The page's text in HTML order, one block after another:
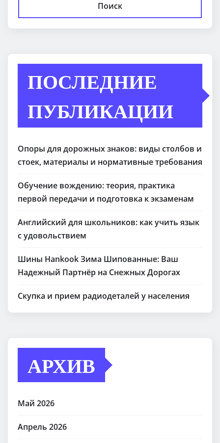
Поиск
ПОСЛЕДНИЕ
ПУБЛИКАЦИИ
Опоры для дорожных знаков: виды столбов и
стоек, материалы и нормативные требования
Обучение вождению: теория, практика
первой передачи и подготовка к экзаменам
Английский для школьников: как учить язык
с удовольствием
Шины Hankook Зима Шипованные: Ваш
Надежный Партнёр на Снежных Дорогах
Скупка и прием радиодеталей у населения
АРХИВ
Май 2026
Апрель 2026